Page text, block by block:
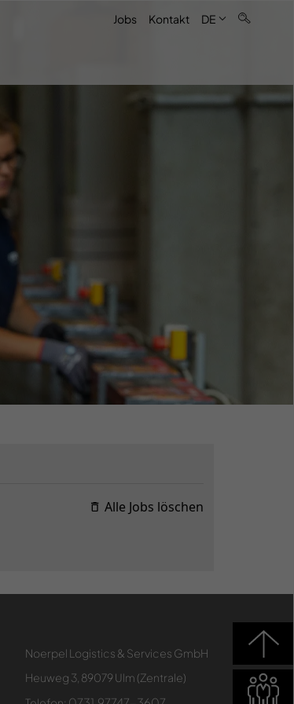
Jobs Kontakt DE
Alle Jobs löschen
Noerpel Logistics & Services GmbH
Heuweg 3, 89079 Ulm (Zentrale)